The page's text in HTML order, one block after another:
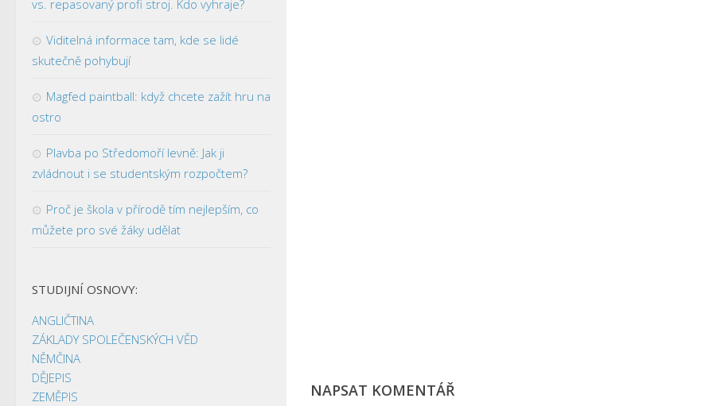
NAPSAT KOMENTÁŘ
vs. repasovaný profi stroj. Kdo vyhraje?
Viditelná informace tam, kde se lidé
skutečně pohybují
Magfed paintball: když chcete zažít hru na
ostro
Plavba po Středomoří levně: Jak ji
zvládnout i se studentským rozpočtem?
Proč je škola v přírodě tím nejlepším, co
můžete pro své žáky udělat
STUDIJNÍ OSNOVY:
ANGLIČTINA
ZÁKLADY SPOLEČENSKÝCH VĚD
NĚMČINA
DĚJEPIS
ZEMĚPIS